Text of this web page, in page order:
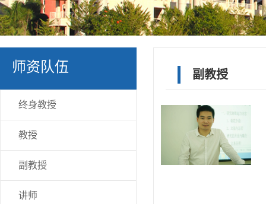
师资队伍
终身教授
教授
副教授
讲师
副教授